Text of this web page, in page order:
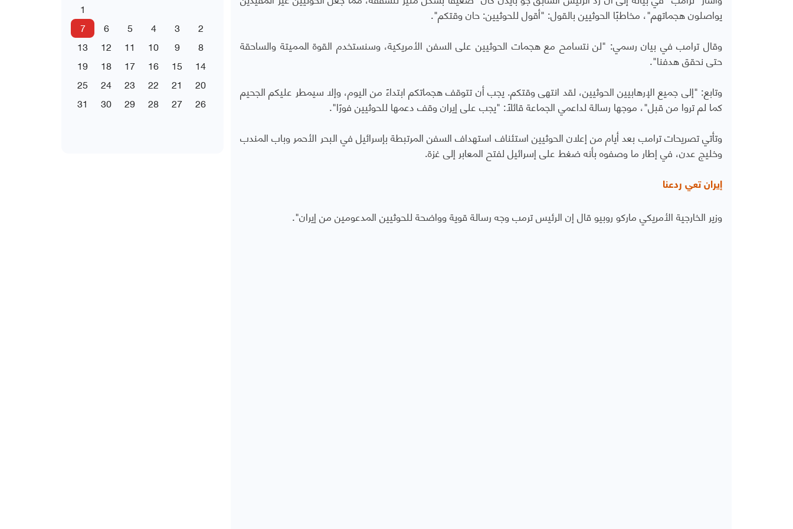
يواصلون هجماتهم"، مخاطبًا الحوثيين بالقول: "أقول للحوثيين: حان وقتكم".
وقال ترامب في بيان رسمي: "لن نتسامح مع هجمات الحوثيين على السفن الأمريكية، وسنستخدم القوة المميتة والساحقة
حتى نحقق هدفنا".
وتابع: "إلى جميع الإرهابيين الحوثيين، لقد انتهى وقتكم. يجب أن تتوقف هجماتكم ابتداءً من اليوم، وإلا سيمطر عليكم الجحيم
كما لم تروا من قبل"، موجها رسالة لداعمي الجماعة قائلًا: "يجب على إيران وقف دعمها للحوثيين فورًا".
وتأتي تصريحات ترامب بعد أيام من إعلان الحوثيين استئناف استهداف السفن المرتبطة بإسرائيل في البحر الأحمر وباب المندب
وخليج عدن، في إطار ما وصفوه بأنه ضغط على إسرائيل لفتح المعابر إلى غزة.
إيران تعي ردعنا
وزير الخارجية الأمريكي ماركو روبيو قال إن الرئيس ترمب وجه رسالة قوية وواضحة للحوثيين المدعومين من إيران".
1
2
3
4
5
6
7
8
9
10
11
12
13
14
15
16
17
18
19
20
21
22
23
24
25
26
27
28
29
30
31